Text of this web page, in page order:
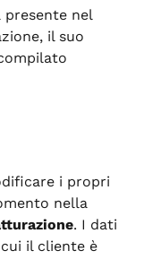
presente nel
il suo
i propri
nella
. I dati
il cliente è